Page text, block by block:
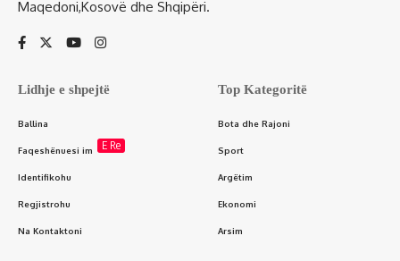
Maqedoni,Kosovë dhe Shqipëri.
Lidhje e shpejtë
Ballina
Faqeshënuesi im E Re
Identifikohu
Regjistrohu
Na Kontaktoni
Top Kategoritë
Bota dhe Rajoni
Sport
Argëtim
Ekonomi
Arsim